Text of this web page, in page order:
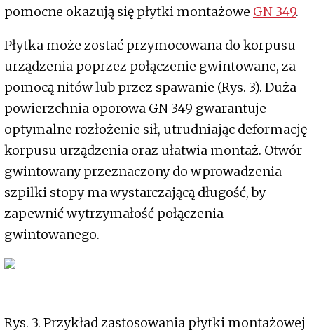
pomocne okazują się płytki montażowe GN 349.
Płytka może zostać przymocowana do korpusu
urządzenia poprzez połączenie gwintowane, za
pomocą nitów lub przez spawanie (Rys. 3). Duża
powierzchnia oporowa GN 349 gwarantuje
optymalne rozłożenie sił, utrudniając deformację
korpusu urządzenia oraz ułatwia montaż. Otwór
gwintowany przeznaczony do wprowadzenia
szpilki stopy ma wystarczającą długość, by
zapewnić wytrzymałość połączenia
gwintowanego.
Rys. 3. Przykład zastosowania płytki montażowej